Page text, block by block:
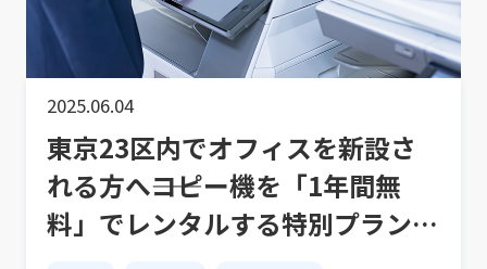
2025.06.04
東京23区内でオフィスを新設さ
れる方へ――コピー機を「1年間無
料」でレンタルする特別プラン、